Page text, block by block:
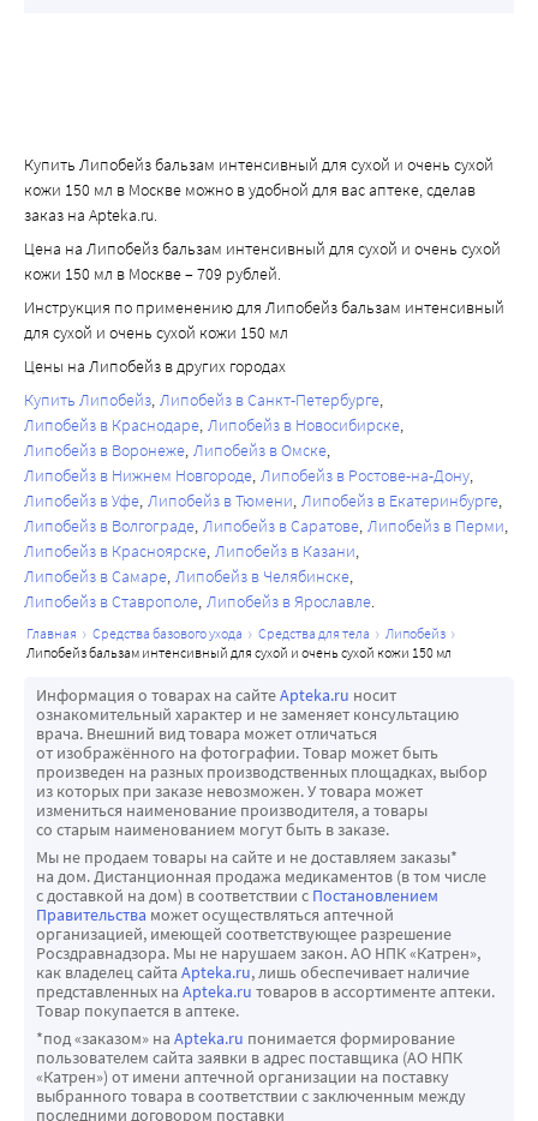
Купить Липобейз бальзам интенсивный для сухой и очень сухой
кожи 150 мл в Москве можно в удобной для вас аптеке, сделав
заказ на Apteka.ru.
Цена на Липобейз бальзам интенсивный для сухой и очень сухой
кожи 150 мл в Москве – 709 рублей.
Инструкция по применению для Липобейз бальзам интенсивный
для сухой и очень сухой кожи 150 мл
Цены на Липобейз в других городах
Купить Липобейз Липобейз в Санкт-Петербурге
Липобейз в Краснодаре Липобейз в Новосибирске
Липобейз в Воронеже Липобейз в Омске
Липобейз в Нижнем Новгороде Липобейз в Ростове-на-Дону
Липобейз в Уфе Липобейз в Тюмени Липобейз в Екатеринбурге
Липобейз в Волгограде Липобейз в Саратове Липобейз в Перми
Липобейз в Красноярске Липобейз в Казани
Липобейз в Самаре Липобейз в Челябинске
Липобейз в Ставрополе Липобейз в Ярославле
главная средства базового ухода средства для тела
липобейз
липобейз бальзам интенсивный для сухой и очень сухой кожи 150 мл
Информация о товарах на сайтеApteka.ru носит
ознакомительный характер и не заменяет консультацию
врача. Внешний вид товара может отличаться
от изображённого на фотографии. Товар может быть
произведен на разных производственных площадках, выбор
из которых при заказе невозможен. У товара может
измениться наименование производителя, а товары
со старым наименованием могут быть в заказе.
Мы не продаем товары на сайте и не доставляем заказы*
на дом. Дистанционная продажа медикаментов (в том числе
с доставкой на дом) в соответствии с Постановлением
Правительства может осуществляться аптечной
организацией, имеющей соответствующее разрешение
Росздравнадзора. Мы не нарушаем закон. АО НПК «Катрен»,
как владелец сайта Apteka.ru, лишь обеспечивает наличие
представленных на Apteka.ru товаров в ассортименте аптеки.
Товар покупается в аптеке.
*под «заказом» на Apteka.ru понимается формирование
пользователем сайта заявки в адрес поставщика (АО НПК
«Катрен») от имени аптечной организации на поставку
выбранного товара в соответствии с заключенным между
последними договором поставки